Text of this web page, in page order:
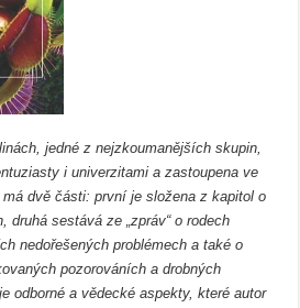
jedné z nejzkoumanějších skupin,
i univerzitami a zastoupena ve
dvě části: první je složena z kapitol o
druhá sestává ze „zpráv“ o rodech
nedořešených problémech a také o
pozorováních a drobných
odborné a vědecké aspekty, které autor